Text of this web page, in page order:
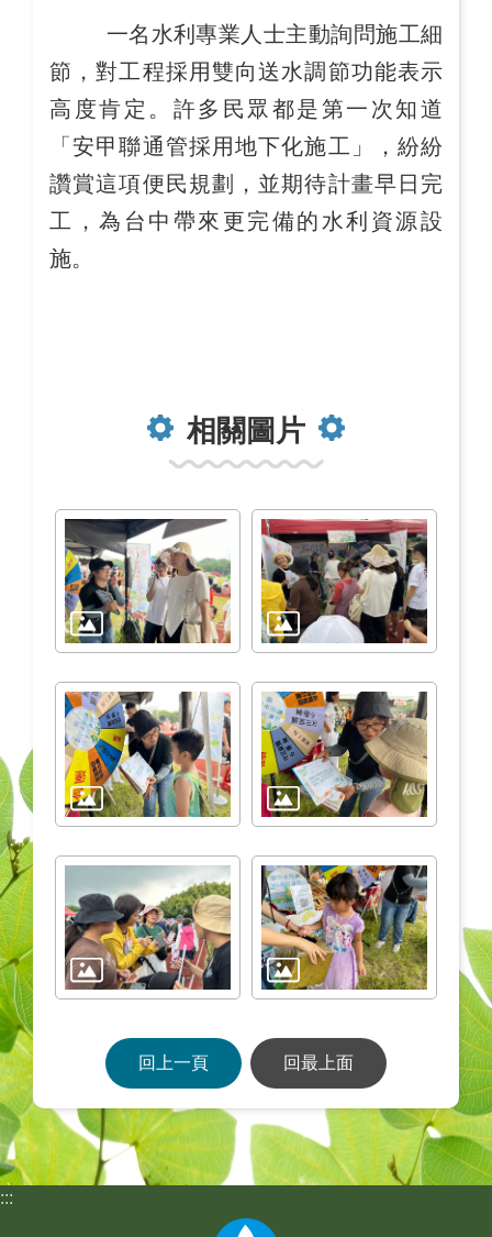
一名水利專業人士主動詢問施工細
節，對工程採用雙向送水調節功能表示
高度肯定。許多民眾都是第一次知道
「安甲聯通管採用地下化施工」，紛紛
讚賞這項便民規劃，並期待計畫早日完
工，為台中帶來更完備的水利資源設
施。
相關圖片
回上一頁 回最上面
:::